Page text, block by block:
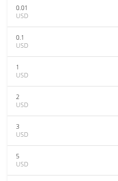
0.01
USD
0.1
USD
1
USD
2
USD
3
USD
5
USD